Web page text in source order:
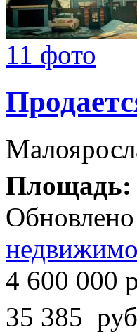
11 фото
Площадь:
4 600 000
35 385